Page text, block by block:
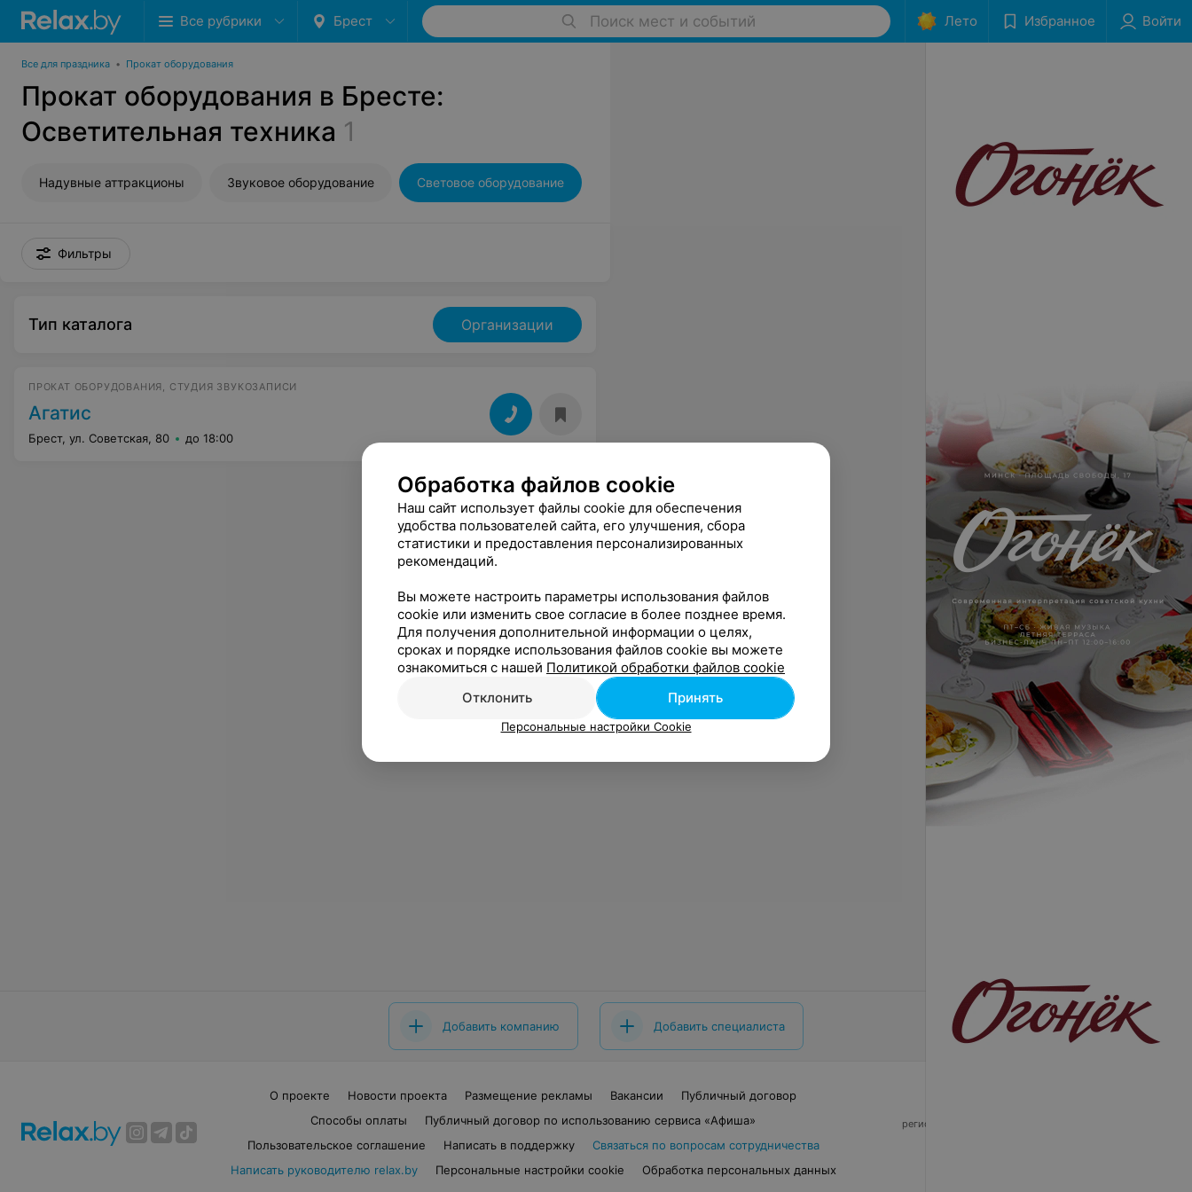
Все рубрики Брест Поиск мест и событий Лето Избранное Войти
Все для праздника • Прокат оборудования
Прокат оборудования в Бресте:
Осветительная техника 1
Надувные аттракционы Звуковое оборудование Световое оборудование
Фильтры
Тип каталога Организации
ПРОКАТ ОБОРУДОВАНИЯ, СТУДИЯ ЗВУКОЗАПИСИ
Агатис
Брест, ул. Советская, 80 до 18:00
Добавить компанию Добавить специалиста
О проекте Новости проекта Размещение рекламы Вакансии
Публичный договор
Способы оплаты
Публичный договор по использованию сервиса «Афиша»
Пользовательское соглашение
Написать в поддержку
Связаться по вопросам сотрудничества
Написать руководителю relax.by
Персональные настройки cookie Обработка персональных данных
регистрирующий орган - Минский горисполком
Обработка файлов cookie
Наш сайт использует файлы cookie для обеспечения
удобства пользователей сайта, его улучшения, сбора
статистики и предоставления персонализированных
рекомендаций.
Вы можете настроить параметры использования файлов
cookie или изменить свое согласие в более позднее время.
Для получения дополнительной информации о целях,
сроках и порядке использования файлов cookie вы можете
ознакомиться с нашей Политикой обработки файлов cookie
Отклонить
Принять
Персональные настройки Cookie